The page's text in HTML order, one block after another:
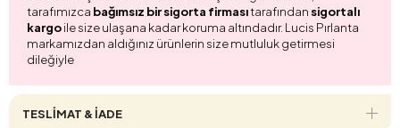
tarafımızca bağımsız bir sigorta firmasıtarafından sigortalı
kargoile size ulaşana kadar koruma altındadır. Lucis Pırlanta
markamızdan aldığınız ürünlerin size mutluluk getirmesi
dileğiyle
TESLİMAT & İADE